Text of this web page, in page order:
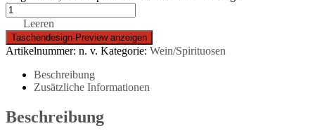
Leeren
Artikelnummer: n. v. Kategorie: Wein/Spirituosen
Beschreibung
Zusätzliche Informationen
Beschreibung